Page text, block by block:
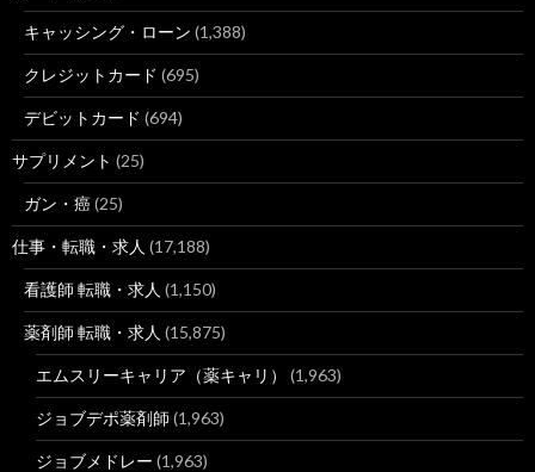
キャッシング・ローン (1,388)
クレジットカード (695)
デビットカード (694)
サプリメント (25)
ガン・癌(25)
仕事・転職・求人 (17,188)
看護師 転職・求人 (1,150)
薬剤師 転職・求人 (15,875)
エムスリーキャリア（薬キャリ） (1,963)
ジョブデポ薬剤師 (1,963)
ジョブメドレー (1,963)